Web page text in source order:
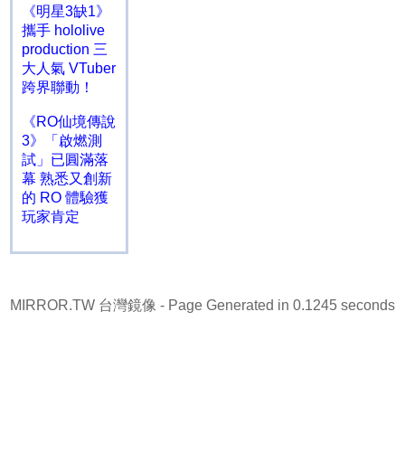
《明星3缺1》
攜手 hololive
production 三
大人氣 VTuber
跨界聯動！
《RO仙境傳說
3》「啟燃測
試」已圓滿落
幕 熟悉又創新
的 RO 體驗獲
玩家肯定
MIRROR.TW 台灣鏡像 - Page Generated in 0.1245 seconds